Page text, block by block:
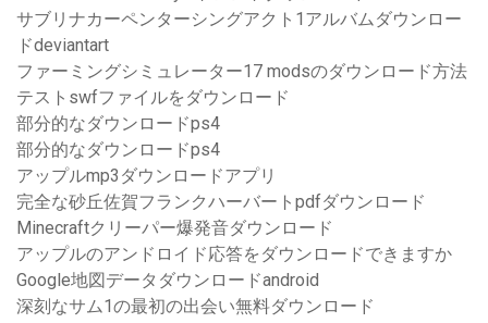
サブリナカーペンターシングアクト1アルバムダウンロー
ドdeviantart
ファーミングシミュレーター17 modsのダウンロード方法
テストswfファイルをダウンロード
部分的なダウンロードps4
部分的なダウンロードps4
アップルmp3ダウンロードアプリ
完全な砂丘佐賀フランクハーバートpdfダウンロード
Minecraftクリーパー爆発音ダウンロード
アップルのアンドロイド応答をダウンロードできますか
Google地図データダウンロードandroid
深刻なサム1の最初の出会い無料ダウンロード